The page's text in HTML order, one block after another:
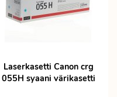
Laserkasetti Canon crg
055H syaani värikasetti